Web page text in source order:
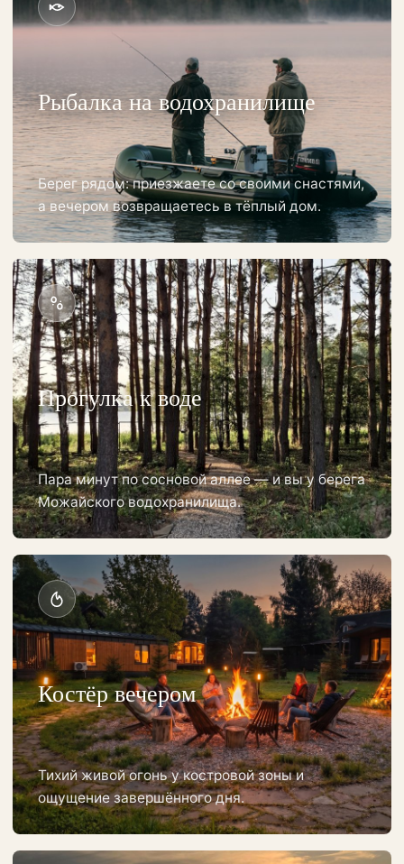
Рыбалка на водохранилище
Берег рядом: приезжаете со своими снастями,
а вечером возвращаетесь в тёплый дом.
Прогулка к воде
Пара минут по сосновой аллее — и вы у берега
Можайского водохранилища.
Костёр вечером
Тихий живой огонь у костровой зоны и
ощущение завершённого дня.